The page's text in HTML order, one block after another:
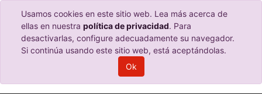
Usamos cookies en este sitio web. Lea más acerca de
ellas en nuestra política de privacidad. Para
desactivarlas, configure adecuadamente su navegador.
Si continúa usando este sitio web, está aceptándolas.
Ok